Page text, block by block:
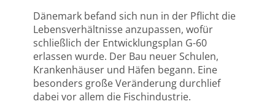
Dänemark befand sich nun in der Pflicht die
Lebensverhältnisse anzupassen, wofür
schließlich der Entwicklungsplan G-60
erlassen wurde. Der Bau neuer Schulen,
Krankenhäuser und Häfen begann. Eine
besonders große Veränderung durchlief
dabei vor allem die Fischindustrie.